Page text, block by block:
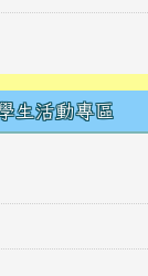
生活動專區